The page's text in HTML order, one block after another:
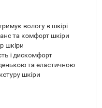
вологу в шкірі
та комфорт шкіри
шкіри
і дискомфорт
та еластичною
шкіри